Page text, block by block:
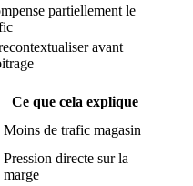
partiellement le
avant
Ce que cela explique
Moins de trafic magasin
Pression directe sur la
marge